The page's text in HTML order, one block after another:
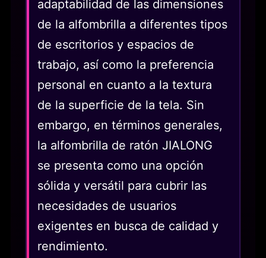
adaptabilidad de las dimensiones
de la alfombrilla a diferentes tipos
de escritorios y espacios de
trabajo, así como la preferencia
personal en cuanto a la textura
de la superficie de la tela. Sin
embargo, en términos generales,
la alfombrilla de ratón JIALONG
se presenta como una opción
sólida y versátil para cubrir las
necesidades de usuarios
exigentes en busca de calidad y
rendimiento.